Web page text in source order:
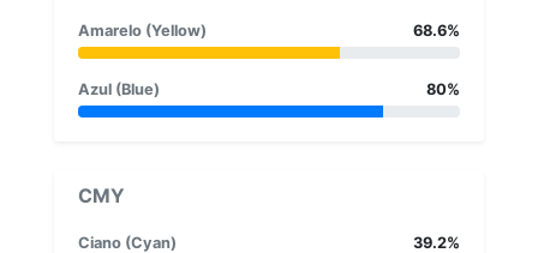
Amarelo (Yellow) 68.6%
Azul (Blue) 80%
CMY
Ciano (Cyan) 39.2%